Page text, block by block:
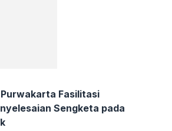
Fasilitasi
Sengketa pada